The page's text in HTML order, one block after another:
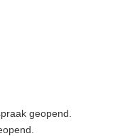
geopend.